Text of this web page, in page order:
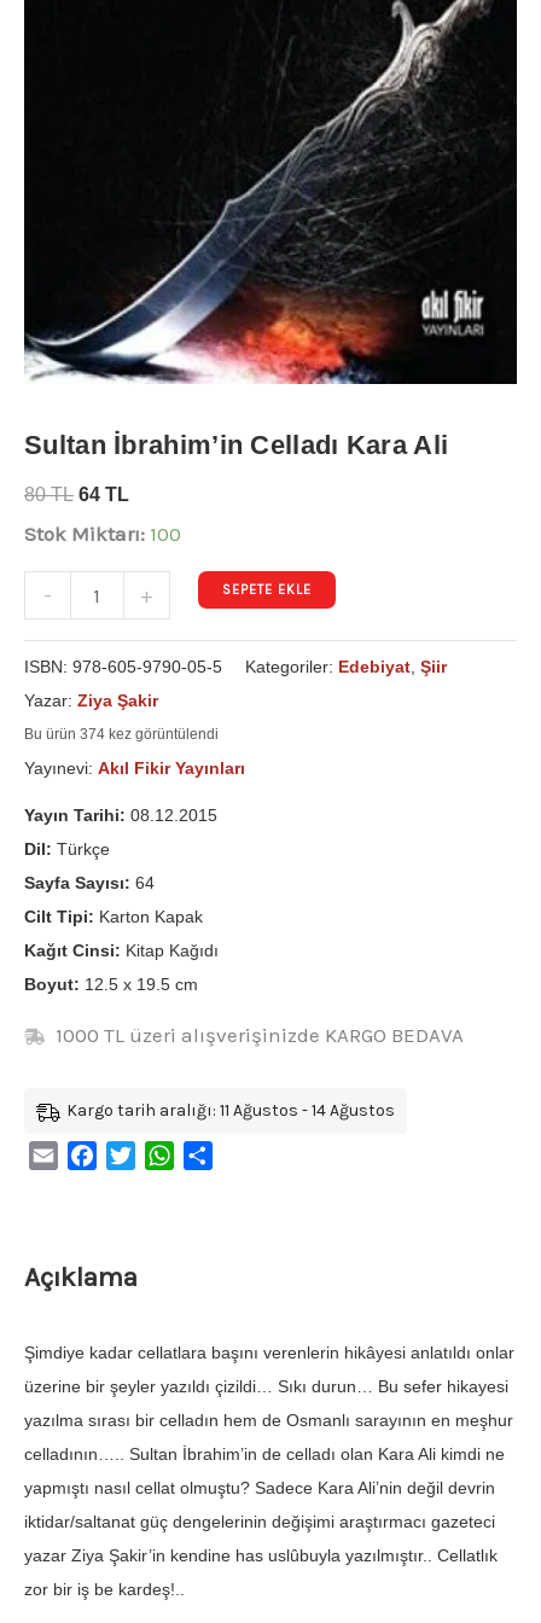
Sultan İbrahim’in Celladı Kara Ali
80TL 64 TL
Stok Miktarı: 100
- + SEPETE EKLE
ISBN: 978-605-9790-05-5 Kategoriler: Edebiyat Şiir
Yazar: Ziya Şakir
Bu ürün 374 kez görüntülendi
Yayınevi: Akıl Fikir Yayınları
Yayın Tarihi: 08.12.2015
Dil: Türkçe
Sayfa Sayısı: 64
Cilt Tipi: Karton Kapak
Kağıt Cinsi: Kitap Kağıdı
Boyut: 12.5 x 19.5 cm
1000 TL üzeri alışverişinizde KARGO BEDAVA
Kargo tarih aralığı: 11 Ağustos - 14 Ağustos
Email FacebookTwitterWhatsApp
Açıklama
Şimdiye kadar cellatlara başını verenlerin hikâyesi anlatıldı onlar
üzerine bir şeyler yazıldı çizildi… Sıkı durun… Bu sefer hikayesi
yazılma sırası bir celladın hem de Osmanlı sarayının en meşhur
celladının….. Sultan İbrahim’in de celladı olan Kara Ali kimdi ne
yapmıştı nasıl cellat olmuştu? Sadece Kara Ali’nin değil devrin
iktidar/saltanat güç dengelerinin değişimi araştırmacı gazeteci
yazar Ziya Şakir’in kendine has uslûbuyla yazılmıştır.. Cellatlık
zor bir iş be kardeş!..